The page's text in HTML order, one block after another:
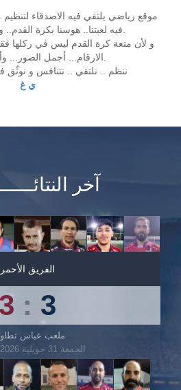
موقع رياضي يلتقي فيه الاصدقاء
و لأن متعة كرة القدم ليس في ركلها
ننظم .. نلتقي .. نتنافس و نوثّق
ي غ
آخر
الفريق الأحمر
3 : 3
ملعب عباس
الجمعة 31 جويلية 2026 - 21:30